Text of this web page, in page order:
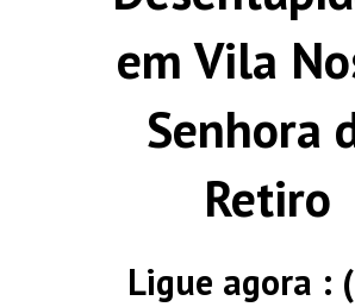
em Vila
Senhora
Retiro
Ligue agora :